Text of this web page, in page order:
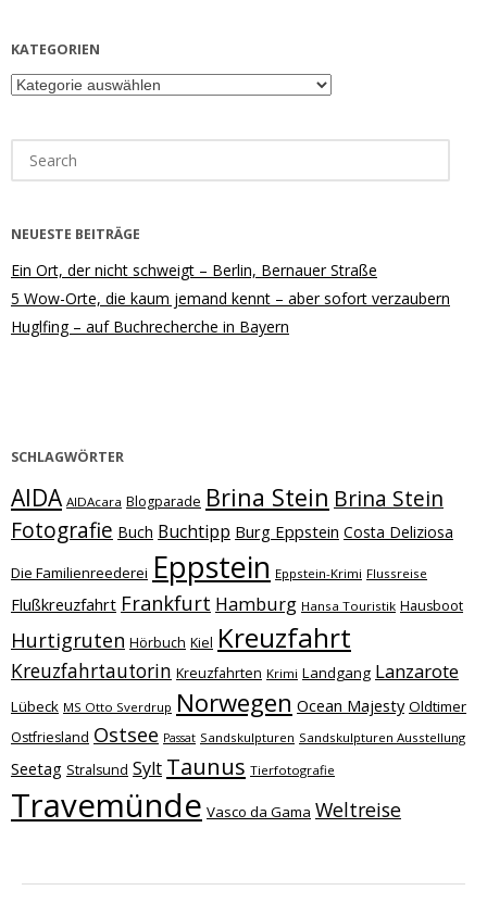
KATEGORIEN
Kategorien
for:
NEUESTE BEITRÄGE
Ein Ort, der nicht schweigt – Berlin, Bernauer Straße
5 Wow-Orte, die kaum jemand kennt – aber sofort verzaubern
Huglfing – auf Buchrecherche in Bayern
SCHLAGWÖRTER
AIDA AIDAcara Blogparade Brina Stein Brina Stein
Fotografie Buch Buchtipp Burg Eppstein Costa Deliziosa
Die Familienreederei Eppstein Eppstein-Krimi Flussreise
Flußkreuzfahrt Frankfurt Hamburg Hansa Touristik Hausboot
Hurtigruten Hörbuch Kiel Kreuzfahrt
Kreuzfahrtautorin Kreuzfahrten Krimi Landgang Lanzarote
Lübeck MS Otto Sverdrup Norwegen Ocean Majesty Oldtimer
Ostfriesland Ostsee Passat Sandskulpturen Sandskulpturen Ausstellung
Seetag Stralsund Sylt Taunus Tierfotografie
Travemünde Vasco da Gama Weltreise